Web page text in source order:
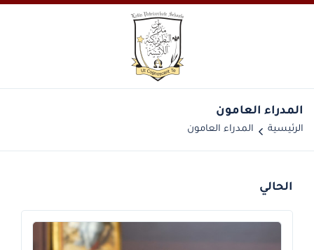
المدراء العامون
الرئيسية المدراء العامون
الحالي